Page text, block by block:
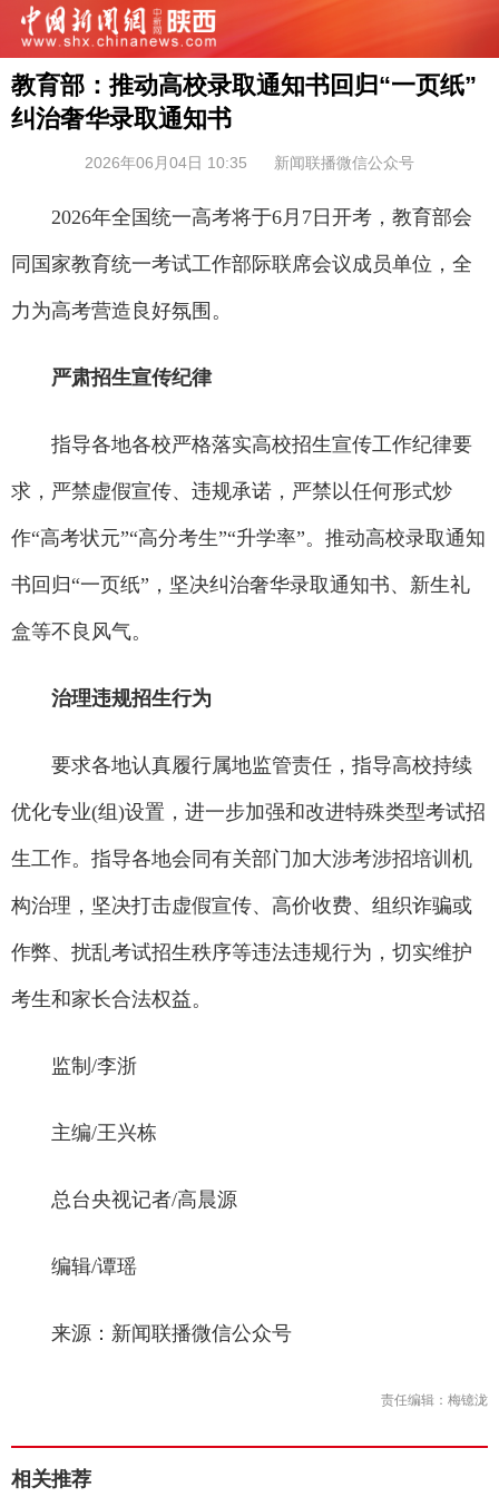
教育部：推动高校录取通知书回归“一页纸”
纠治奢华录取通知书
2026年06月04日 10:35 新闻联播微信公众号
2026年全国统一高考将于6月7日开考，教育部会
同国家教育统一考试工作部际联席会议成员单位，全
力为高考营造良好氛围。
严肃招生宣传纪律
指导各地各校严格落实高校招生宣传工作纪律要
求，严禁虚假宣传、违规承诺，严禁以任何形式炒
作“高考状元”“高分考生”“升学率”。推动高校录取通知
书回归“一页纸”，坚决纠治奢华录取通知书、新生礼
盒等不良风气。
治理违规招生行为
要求各地认真履行属地监管责任，指导高校持续
优化专业(组)设置，进一步加强和改进特殊类型考试招
生工作。指导各地会同有关部门加大涉考涉招培训机
构治理，坚决打击虚假宣传、高价收费、组织诈骗或
作弊、扰乱考试招生秩序等违法违规行为，切实维护
考生和家长合法权益。
监制/李浙
主编/王兴栋
总台央视记者/高晨源
编辑/谭瑶
来源：新闻联播微信公众号
责任编辑：梅镱泷
相关推荐